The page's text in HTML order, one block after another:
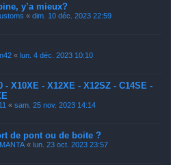
y’a mieux?
« dim. 10 déc. 2023 22:59
« lun. 4 déc. 2023 10:10
- X10XE - X12XE - X12SZ - C14SE -
« sam. 25 nov. 2023 14:14
de pont ou de boite ?
« lun. 23 oct. 2023 23:57